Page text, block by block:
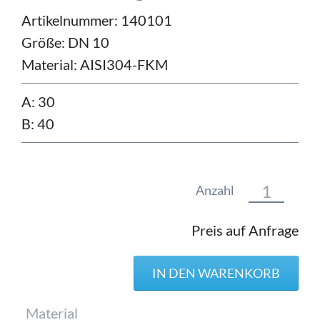
Artikelnummer: 140101
Größe: DN 10
Material: AISI304-FKM
A: 30
B: 40
Anzahl
Preis auf Anfrage
Pflichtfeld
Material